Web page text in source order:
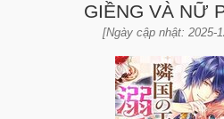
GIỀNG VÀ NỮ
[Ngày cập nhật: 2025-